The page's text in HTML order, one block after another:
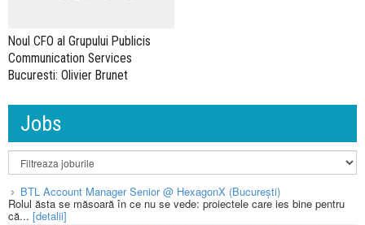
Noul CFO al Grupului Publicis
Communication Services
Bucuresti: Olivier Brunet
Jobs
BTL Account Manager Senior @ HexagonX (București)
Rolul ăsta se măsoară în ce nu se vede: proiectele care ies bine pentru
că... [detalii]